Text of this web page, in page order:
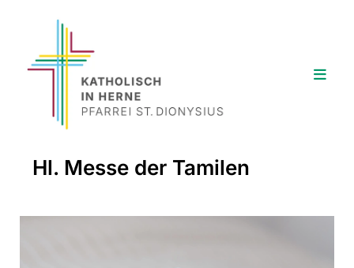
Hl. Messe der Tamilen